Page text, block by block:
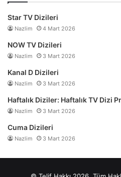
Star TV Dizileri
Nazlim 4 Mart 2026
NOW TV Dizileri
Nazlim 3 Mart 2026
Kanal D Dizileri
Nazlim 3 Mart 2026
Haftalık Diziler: Haftalık TV Dizi
Nazlim 3 Mart 2026
Cuma Dizileri
Nazlim 3 Mart 2026